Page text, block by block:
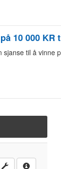
10 000 KR
sjanse til å vinne